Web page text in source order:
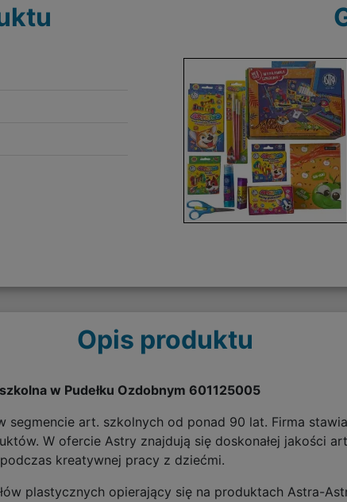
Opis produktu
w Pudełku Ozdobnym 601125005
segmencie art. szkolnych od ponad 90 lat. Firma
W ofercie Astry znajdują się doskonałej jakości
kreatywnej pracy z dziećmi.
plastycznych opierający się na produktach Astra-